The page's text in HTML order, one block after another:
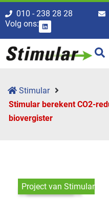
010 - 238 28 28
Volg ons:
Stimular
Stimular berekent CO2-
biovergister
Project van Stimular